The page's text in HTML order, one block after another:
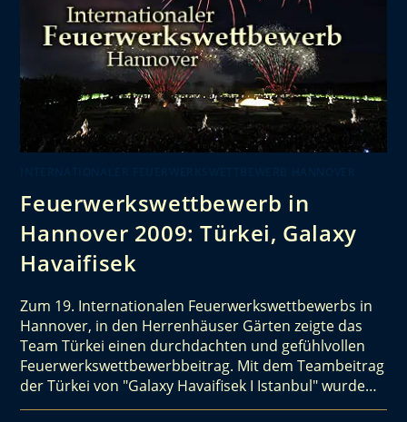
Feuerwerkswettbewerb in
Hannover 2009: Türkei, Galaxy
Havaifisek
Zum 19. Internationalen Feuerwerkswettbewerbs in
Hannover, in den Herrenhäuser Gärten zeigte das
Team Türkei einen durchdachten und gefühlvollen
Feuerwerkswettbewerbbeitrag. Mit dem Teambeitrag
der Türkei von "Galaxy Havaifisek I Istanbul" wurde…